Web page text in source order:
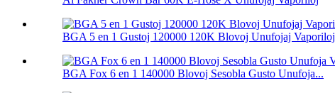
BGA 5 en 1 Gustoj 120000 120K Blovoj Unufojaj Vaporiloj
BGA Fox 6 en 1 140000 Blovoj Sesobla Gusto Unufoja...